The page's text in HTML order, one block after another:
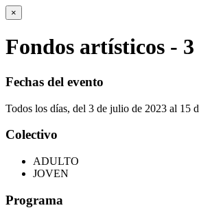
×
Fondos artísticos - 3
Fechas del evento
Todos los días, del 3 de julio de 2023 al 15
Colectivo
ADULTO
JOVEN
Programa